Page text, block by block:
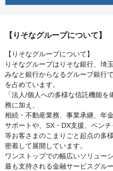
【りそなグループについて】
【りそなグループについて】
りそなグループはりそな銀行、埼
みなと銀行からなるグループ銀行
を占めています。
「法人/個人への多様な信託機能
務に加え、
相続・不動産業務、事業承継、年
サポートや、SX・DX支援、ベン
等お客さまのこまりごと起点の多
密着して展開しています。
ワンストップでの幅広いソリュー
最も支持される金融サービスグル